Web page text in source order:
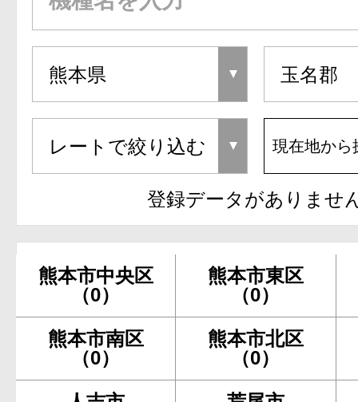
現在地から
登録データがありませ
熊本市中央区
（0）
熊本市東区
（0）
熊本市南区
（0）
熊本市北区
（0）